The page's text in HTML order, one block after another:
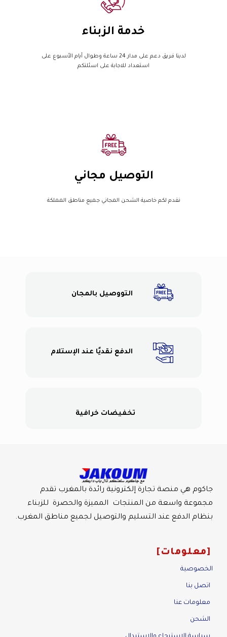
خدمة الزبناء
لدينا فريق دعم على مدار 24 ساعة وطوال أيام الأسبوع على
استعداد للاجابة على اسئلتكم
التوصيل مجاني
نقدم لكم خاصية الشحن المجاني جميع مناطق المملكة
التووصيل بالمجان
الدفع نقديًا عند الإستلام
تخفيضات خرافية
جاكوم هي منصة تجارة إلكترونية رائدة بالمغرب تقدم
مجموعة واسعة من المنتجات المميزة والحصرة للزبناء
بنظام الدفع عند التسليم والتوصيل لجميع مناطق المغرب.
معلومات
الخصوصية
اتصل بنا
معلومات عنا
الشحن